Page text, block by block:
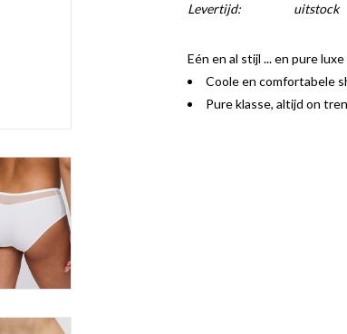
Levertijd:
uitstock
Eén en al stijl ... en pure
Coole en comfortabele
Pure klasse, altijd on